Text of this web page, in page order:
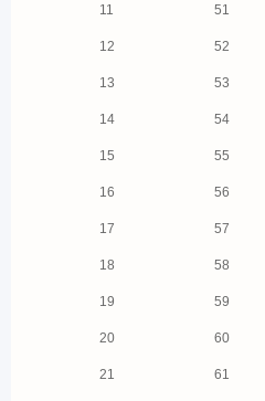
11 51
12 52
13 53
14 54
15 55
16 56
17 57
18 58
19 59
20 60
21 61